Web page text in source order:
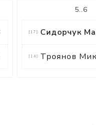
5..6
[17] Сидорчук
[14] Троянов